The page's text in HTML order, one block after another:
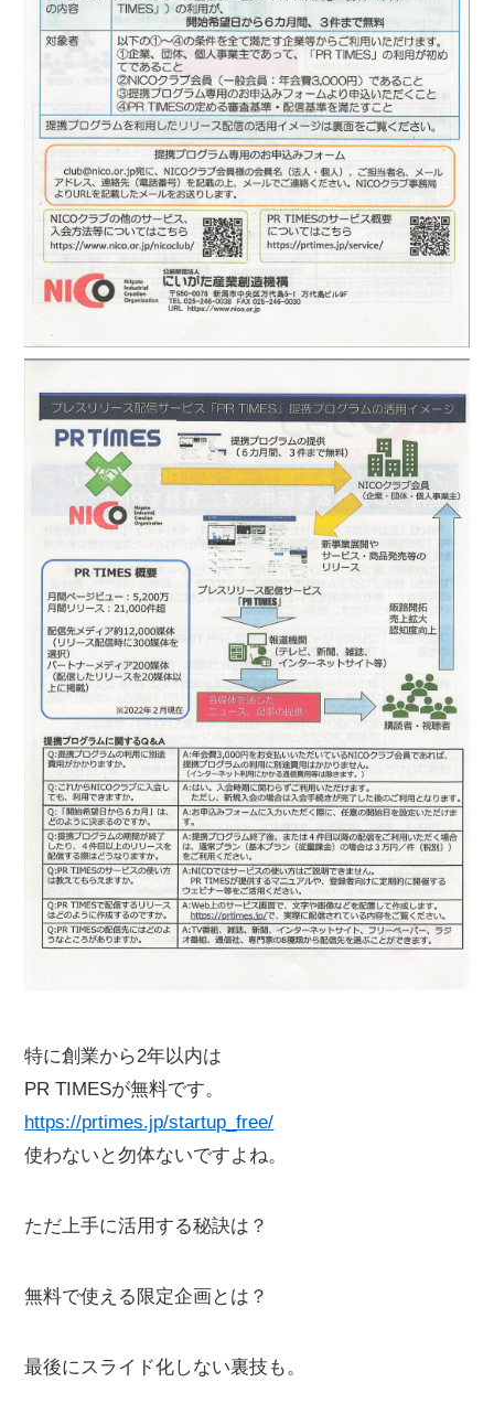
特に創業から2年以内は
PR TIMESが無料です。
https://prtimes.jp/startup_free/
使わないと勿体ないですよね。
ただ上手に活用する秘訣は？
無料で使える限定企画とは？
最後にスライド化しない裏技も。